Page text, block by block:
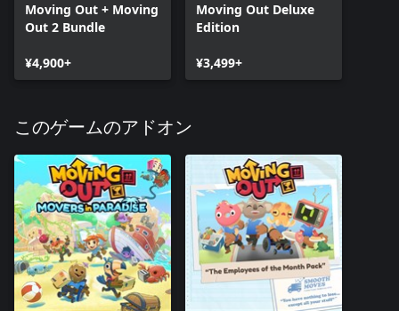
Moving Out + Moving
Out 2 Bundle
¥4,900+
Moving Out Deluxe
Edition
¥3,499+
このゲームのアドオン